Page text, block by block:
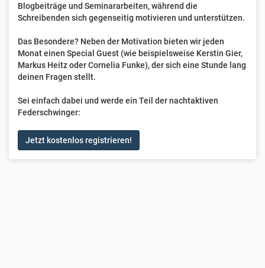
Blogbeiträge und Seminararbeiten, während die
Schreibenden sich gegenseitig motivieren und unterstützen.
Das Besondere? Neben der Motivation bieten wir jeden
Monat einen Special Guest (wie beispielsweise Kerstin Gier,
Markus Heitz oder Cornelia Funke), der sich eine Stunde lang
deinen Fragen stellt.
Sei einfach dabei und werde ein Teil der nachtaktiven
Federschwinger:
Jetzt kostenlos registrieren!